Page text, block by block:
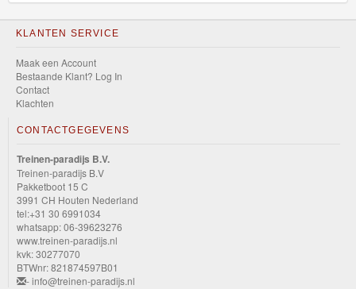
KLANTEN SERVICE
Maak een Account
Bestaande Klant? Log In
Contact
Klachten
CONTACTGEGEVENS
Treinen-paradijs B.V.
Treinen-paradijs B.V
Pakketboot 15 C
3991 CH Houten Nederland
tel:+31 30 6991034
whatsapp: 06-39623276
www.treinen-paradijs.nl
kvk: 30277070
BTWnr: 821874597B01
- info@treinen-paradijs.nl